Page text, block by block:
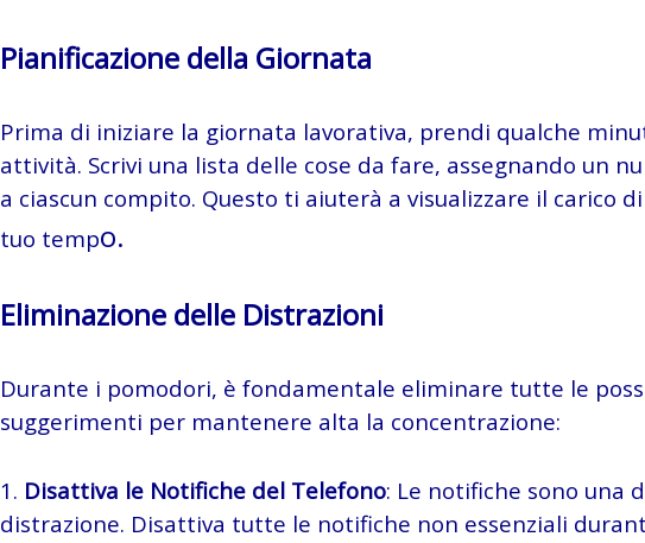
Pianificazione della Giornata
Prima di iniziare la giornata lavorativa, prendi qualche
attività. Scrivi una lista delle cose da fare, assegnando un
a ciascun compito. Questo ti aiuterà a visualizzare il carico
tuo tempo.
Eliminazione delle Distrazioni
Durante i pomodori, è fondamentale eliminare tutte le
suggerimenti per mantenere alta la concentrazione:
1. Disattiva le Notifiche del Telefono: Le notifiche sono una
distrazione. Disattiva tutte le notifiche non essenziali